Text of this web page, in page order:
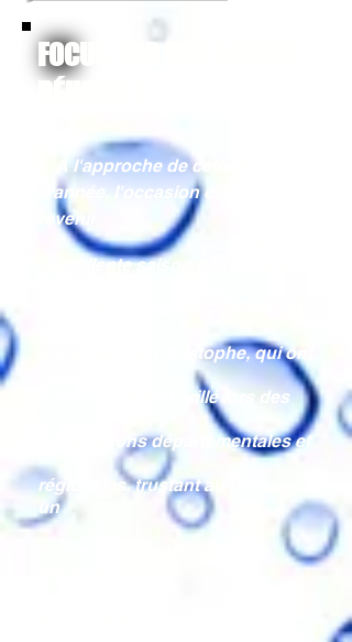
FOCUS SUR UNE SAISON
RÉUSSIE !
A l'approche de cette fin
d'année, l'occasion est faite de
revenir
sur
l'excellente saison des nageurs
entrainés par Christophe, qui ont
particulierement brillé lors des
compétitions départementales et
régionales, trustant au passage
un